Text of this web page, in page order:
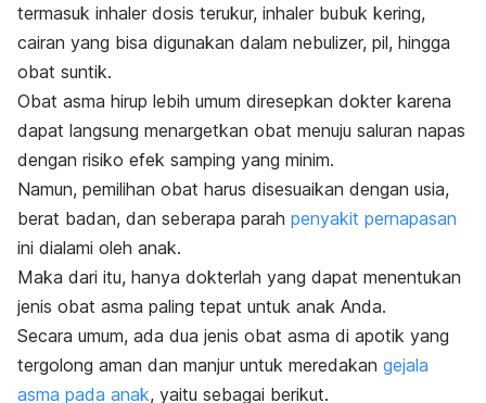
termasuk inhaler dosis terukur, inhaler bubuk kering,
cairan yang bisa digunakan dalam nebulizer, pil, hingga
obat suntik.
Obat asma hirup lebih umum diresepkan dokter karena
dapat langsung menargetkan obat menuju saluran napas
dengan risiko efek samping yang minim.
Namun, pemilihan obat harus disesuaikan dengan usia,
berat badan, dan seberapa parah penyakit pernapasan
ini dialami oleh anak.
Maka dari itu, hanya dokterlah yang dapat menentukan
jenis obat asma paling tepat untuk anak Anda.
Secara umum, ada dua jenis obat asma di apotik yang
tergolong aman dan manjur untuk meredakan gejala
asma pada anak, yaitu sebagai berikut.